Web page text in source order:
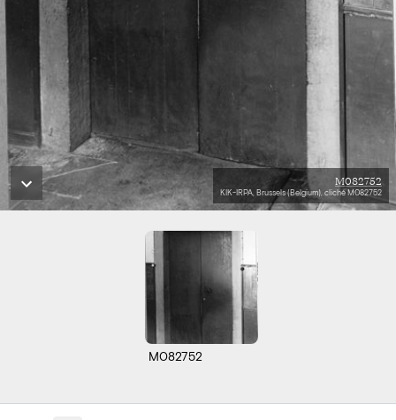
M082752
KIK-IRPA, Brussels (Belgium), cliché M082752
M082752